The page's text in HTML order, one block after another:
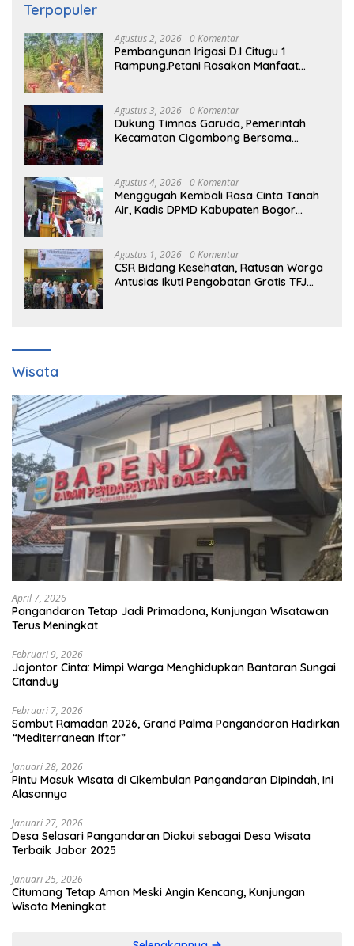
Terpopuler
Agustus 2, 2026 0 Komentar
Pembangunan Irigasi D.I Citugu 1
Rampung.Petani Rasakan Manfaat
Agustus 3, 2026 0 Komentar
Dukung Timnas Garuda, Pemerintah
Kecamatan Cigombong Bersama
Agustus 4, 2026 0 Komentar
Menggugah Kembali Rasa Cinta Tanah
Air, Kadis DPMD Kabupaten Bogor
Masyarakat Dan Pengguna Jalan.
Agustus 1, 2026 0 Komentar
CSR Bidang Kesehatan, Ratusan Warga
Antusias Ikuti Pengobatan Gratis TFJ
Wisata
April 7, 2026
Pangandaran Tetap Jadi Primadona, Kunjungan Wisatawan
Terus Meningkat
Februari 9, 2026
Jojontor Cinta: Mimpi Warga Menghidupkan Bantaran Sungai
Citanduy
Februari 7, 2026
Sambut Ramadan 2026, Grand Palma Pangandaran Hadirkan
“Mediterranean Iftar”
Januari 28, 2026
Pintu Masuk Wisata di Cikembulan Pangandaran Dipindah, Ini
Alasannya
Januari 27, 2026
Desa Selasari Pangandaran Diakui sebagai Desa Wisata
Terbaik Jabar 2025
Januari 25, 2026
Citumang Tetap Aman Meski Angin Kencang, Kunjungan
Wisata Meningkat